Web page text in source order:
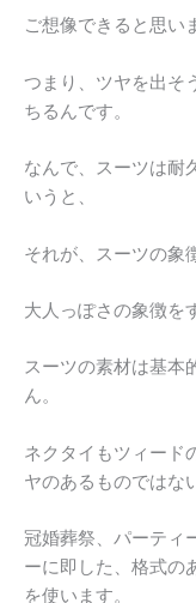
ご想像できると思い
つまり、ツヤを出そ
ちるんです。
なんで、スーツは耐
いうと、
それが、スーツの象
大人っぽさの象徴を
スーツの素材は基本
ん。
ネクタイもツィード
ヤのあるものではな
冠婚葬祭、パーティ
ーに即した、格式の
を使います。